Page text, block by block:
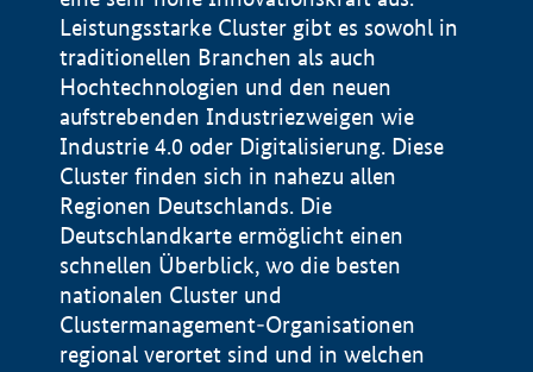
Leistungsstarke Cluster gibt es sowohl in
traditionellen Branchen als auch
Hochtechnologien und den neuen
aufstrebenden Industriezweigen wie
Industrie 4.0 oder Digitalisierung. Diese
Cluster finden sich in nahezu allen
Regionen Deutschlands. Die
Deutschlandkarte ermöglicht einen
schnellen Überblick, wo die besten
nationalen Cluster und
Clustermanagement-Organisationen
regional verortet sind und in welchen